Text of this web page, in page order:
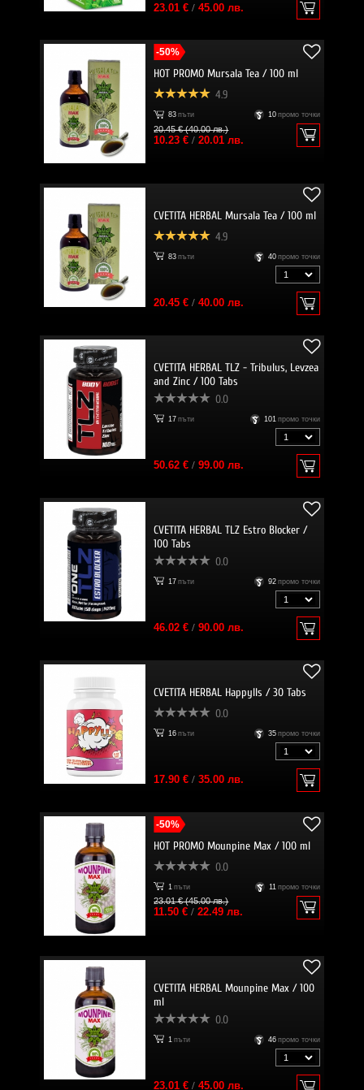
23.01 €/ 45.00 лв.
-50%
HOT PROMO Mursala Tea / 100 ml
4.9
83 пъти 10 промо точки
20.45 € (40.00 лв.)
10.23 €/ 20.01 лв.
CVETITA HERBAL Mursala Tea / 100 ml
4.9
83 пъти 40 промо точки
20.45 €/ 40.00 лв.
CVETITA HERBAL TLZ - Tribulus, Levzea
and Zinc / 100 Tabs
0.0
17 пъти 101 промо точки
50.62 €/ 99.00 лв.
CVETITA HERBAL TLZ Estro Blocker /
100 Tabs
0.0
17 пъти 92 промо точки
46.02 €/ 90.00 лв.
CVETITA HERBAL Happylls / 30 Tabs
0.0
16 пъти 35 промо точки
17.90 €/ 35.00 лв.
-50%
HOT PROMO Mounpine Max / 100 ml
0.0
1 пъти 11 промо точки
23.01 € (45.00 лв.)
11.50 €/ 22.49 лв.
CVETITA HERBAL Mounpine Max / 100
ml
0.0
1 пъти 46 промо точки
23.01 €/ 45.00 лв.